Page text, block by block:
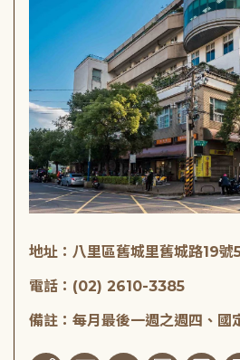
地址：八里區舊城里舊城路19號
電話：(02) 2610-3385
備註：每月最後一週之週四、國